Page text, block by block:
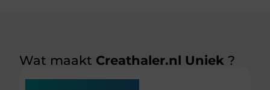
Wat maakt Creathaler.nl Uniek?